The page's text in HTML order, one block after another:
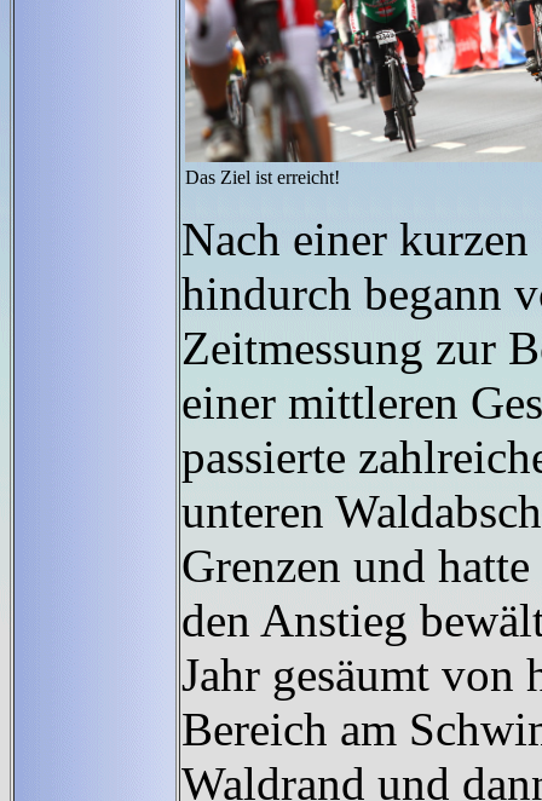
Das Ziel ist erreicht!
Nach einer
hindurch begann
Zeitmessung zur
einer mittleren
passierte
unteren
Grenzen und
den Anstieg
Jahr gesäumt von
Bereich am
Waldrand und